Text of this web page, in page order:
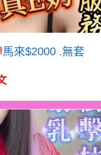
馬來$2000 .無套